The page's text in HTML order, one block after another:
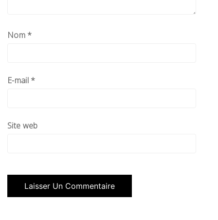
Nom *
E-mail *
Site web